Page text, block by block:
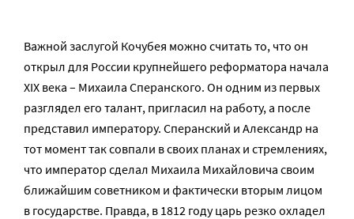
Важной заслугой Кочубея можно считать то, что он
открыл для России крупнейшего реформатора начала
XIX века – Михаила Сперанского. Он одним из первых
разглядел его талант, пригласил на работу, а после
представил императору. Сперанский и Александр на
тот момент так совпали в своих планах и стремлениях,
что император сделал Михаила Михайловича своим
ближайшим советником и фактически вторым лицом
в государстве. Правда, в 1812 году царь резко охладел